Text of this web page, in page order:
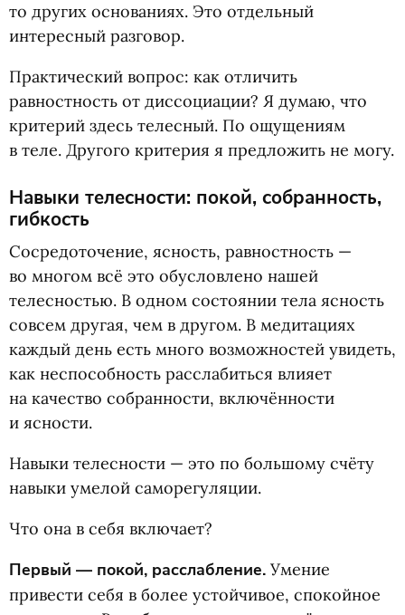
то других основаниях. Это отдельный
интересный разговор.
Практический вопрос: как отличить
равностность от диссоциации? Я думаю, что
критерий здесь телесный. По ощущениям
в теле. Другого критерия я предложить не могу.
Навыки телесности: покой, собранность,
гибкость
Сосредоточение, ясность, равностность —
во многом всё это обусловлено нашей
телесностью. В одном состоянии тела ясность
совсем другая, чем в другом. В медитациях
каждый день есть много возможностей увидеть,
как неспособность расслабиться влияет
на качество собранности, включённости
и ясности.
Навыки телесности — это по большому счёту
навыки умелой саморегуляции.
Что она в себя включает?
Первый — покой, расслабление. Умение
привести себя в более устойчивое, спокойное